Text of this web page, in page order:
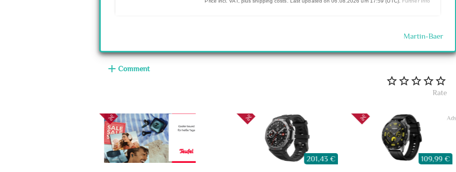
Martin-Baer
add Comment
Rate
201,43 € 109,99 €
Ads